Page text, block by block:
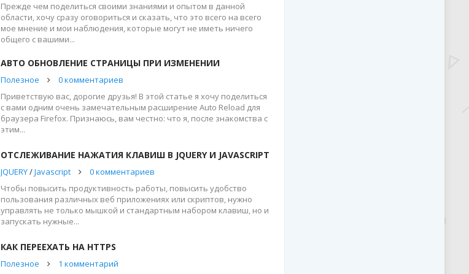
Прежде чем поделиться своими знаниями и опытом в данной
области, хочу сразу оговориться и сказать, что это всего на всего
мое мнение и мои наблюдения, которые могут не иметь ничего
общего с вашими...
АВТО ОБНОВЛЕНИЕ СТРАНИЦЫ ПРИ ИЗМЕНЕНИИ
Полезное
0 комментариев
Приветствую вас, дорогие друзья! В этой статье я хочу поделиться
с вами одним очень замечательным расширение Auto Reload для
браузера Firefox. Признаюсь, вам честно: что я, после знакомства с
этим...
ОТСЛЕЖИВАНИЕ НАЖАТИЯ КЛАВИШ В JQUERY И JAVASCRIPT
JQUERY/Javascript
0 комментариев
Чтобы повысить продуктивность работы, повысить удобство
пользования различных веб приложениях или скриптов, нужно
управлять не только мышкой и стандартным набором клавиш, но и
запускать нужные...
КАК ПЕРЕЕХАТЬ НА HTTPS
Полезное
1 комментарий